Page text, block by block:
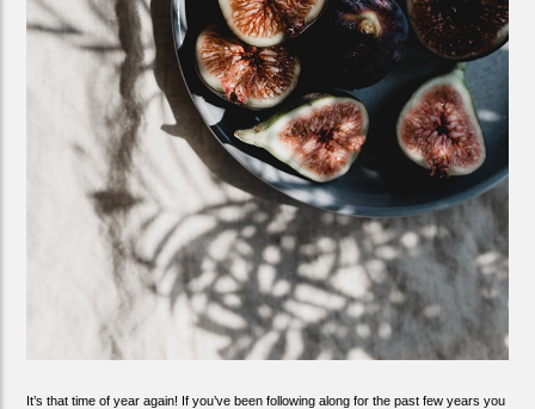
It’s that time of year again! If you’ve been following along for the past few years you